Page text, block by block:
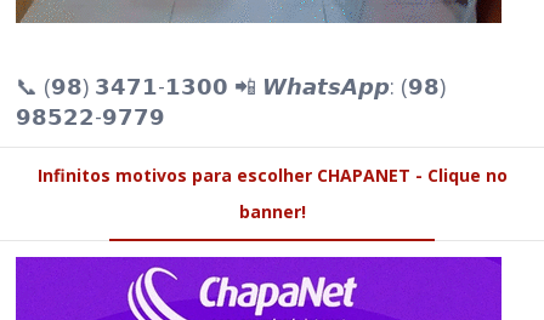
📞 (𝟵𝟴) 𝟯𝟰𝟳𝟭-𝟭𝟯𝟬𝟬 📲 𝙒𝙝𝙖𝙩𝙨𝘼𝙥𝙥: (𝟵𝟴)
𝟵𝟴𝟱𝟮𝟮-𝟵𝟳𝟳𝟵
Infinitos motivos para escolher CHAPANET - Clique no
banner!